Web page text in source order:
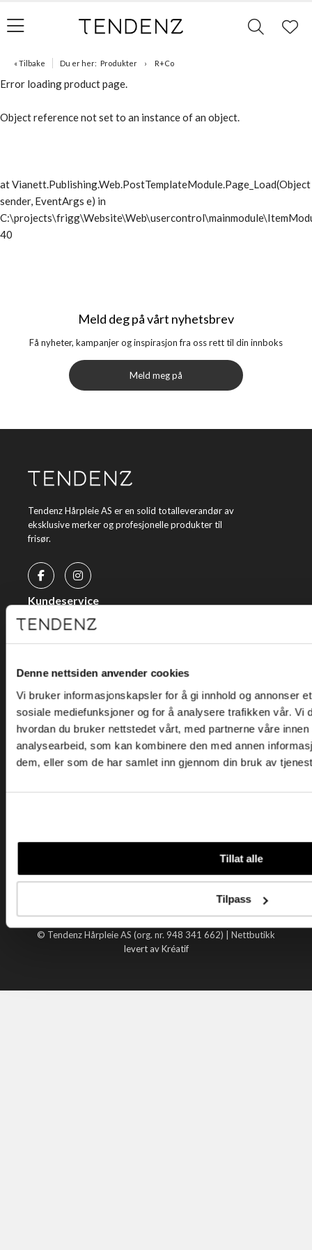
Denne nettsiden anvender cookies
Vi bruker informasjonskapsler for å gi innhold og annonser
sosiale mediefunksjoner og for å analysere trafikken vår. Vi
hvordan du bruker nettstedet vårt, med partnerne våre
analysearbeid, som kan kombinere den med annen
dem, eller som de har samlet inn gjennom din bruk av
Tillat alle
Tilpass
« Tilbake Du er her: Produkter R+Co
Error loading product page.
Object reference not set to an instance of an object.
at Vianett.Publishing.Web.PostTemplateModule.Page_Load(Object
sender, EventArgs e) in
40
Meld deg på vårt nyhetsbrev
Få nyheter, kampanjer og inspirasjon fra oss rett til din innboks
Meld meg på
Tendenz Hårpleie AS er en solid totalleverandør av
eksklusive merker og profesjonelle produkter til
frisør.
Kundeservice
Kjøpsvilkår
Personvern
Holtegata 26, 0355 Oslo
Telefon: +47 22 92 50 00
E-post: kundeservice@tendenz.net
Nyttige lenker
Datablad
Om oss
Handle hos oss
© Tendenz Hårpleie AS (org. nr. 948 341 662) | Nettbutikk
levert av Kréatif